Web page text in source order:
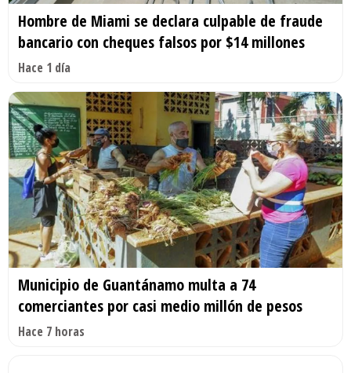
Hombre de Miami se declara culpable de fraude
bancario con cheques falsos por $14 millones
Hace 1 día
Municipio de Guantánamo multa a 74
comerciantes por casi medio millón de pesos
Hace 7 horas